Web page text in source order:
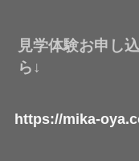
見学体験お申し
ら↓
https://mika-